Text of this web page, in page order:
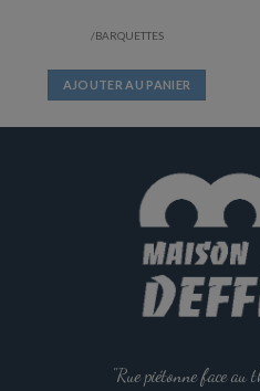
/BARQUETTES
AJOUTER AU PANIER
"Rue piétonne face au